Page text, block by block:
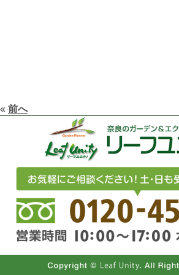
« 前へ